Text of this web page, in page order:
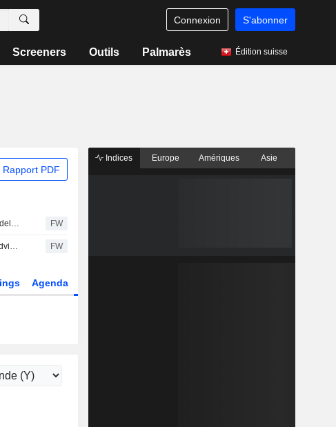
Connexion S'abonner
Screeners Outils Palmarès Édition suisse
Rapport PDF
Lundbergs acquiert des actions Handelsbanken pour 417 millions de couronnes FW
Lundbergs acquiert des actions Sandvik pour 339 millions de couronnes FW
Agenda
Indices Europe Amériques Asie